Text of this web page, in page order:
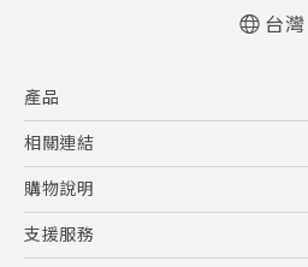
台灣
產品
5G
智慧型手機
配件
相關連結
HTC Research
購物說明
購物須知
支援服務